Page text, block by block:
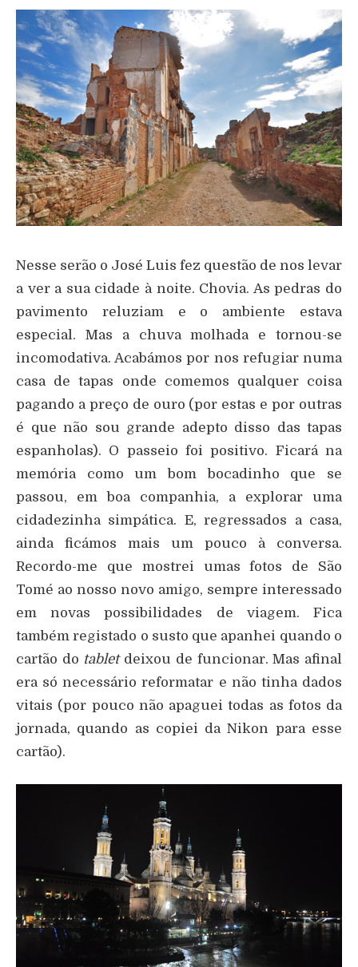
Nesse serão o José Luis fez questão de nos levar
a ver a sua cidade à noite. Chovia. As pedras do
pavimento reluziam e o ambiente estava
especial. Mas a chuva molhada e tornou-se
incomodativa. Acabámos por nos refugiar numa
casa de tapas onde comemos qualquer coisa
pagando a preço de ouro (por estas e por outras
é que não sou grande adepto disso das tapas
espanholas). O passeio foi positivo. Ficará na
memória como um bom bocadinho que se
passou, em boa companhia, a explorar uma
cidadezinha simpática. E, regressados a casa,
ainda ficámos mais um pouco à conversa.
Recordo-me que mostrei umas fotos de São
Tomé ao nosso novo amigo, sempre interessado
em novas possibilidades de viagem. Fica
também registado o susto que apanhei quando o
cartão do tabletdeixou de funcionar. Mas afinal
era só necessário reformatar e não tinha dados
vitais (por pouco não apaguei todas as fotos da
jornada, quando as copiei da Nikon para esse
cartão).